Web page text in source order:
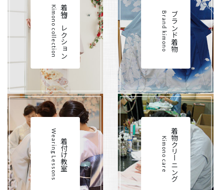
着物コレクション
Kimono collection ブランド着物
Brand kimono
着付け教室
Wearing Lessons
カバーリンク
着物クリーニング
Kimono care
カバーリンク